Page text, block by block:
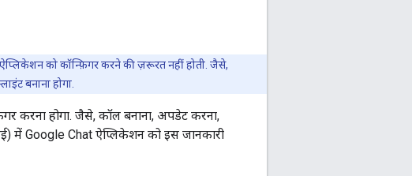
को कॉन्फ़िगर करने की ज़रूरत नहीं होती. जैसे,
बनाना होगा.
करना होगा. जैसे, कॉल बनाना, अपडेट करना,
में Google Chat ऐप्लिकेशन को इस जानकारी